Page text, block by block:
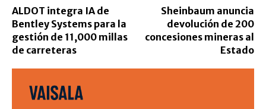
ALDOT integra IA de
Bentley Systems para la
gestión de 11,000 millas
de carreteras
Sheinbaum anuncia
devolución de 200
concesiones mineras al
Estado